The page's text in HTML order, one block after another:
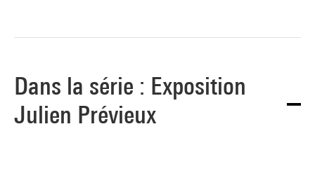
Dans la série : Exposition
Julien Prévieux